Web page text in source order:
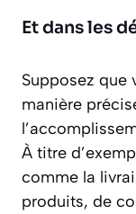
Et dans les
Supposez que
manière
À titre
comme la
produits, de